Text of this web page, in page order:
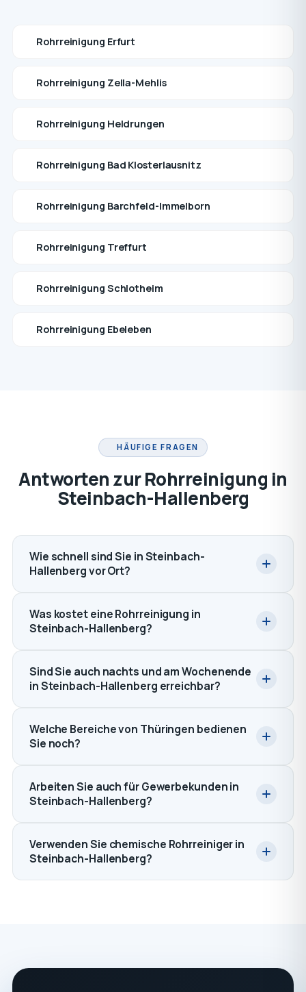
Rohrreinigung Erfurt
Rohrreinigung Zella-Mehlis
Rohrreinigung Heldrungen
Rohrreinigung Bad Klosterlausnitz
Rohrreinigung Barchfeld-Immelborn
Rohrreinigung Treffurt
Rohrreinigung Schlotheim
Rohrreinigung Ebeleben
HÄUFIGE FRAGEN
Antworten zur Rohrreinigung in
Steinbach-Hallenberg
Wie schnell sind Sie in Steinbach-
Hallenberg vor Ort?
Was kostet eine Rohrreinigung in
Steinbach-Hallenberg?
Sind Sie auch nachts und am Wochenende
in Steinbach-Hallenberg erreichbar?
Welche Bereiche von Thüringen bedienen
Sie noch?
Arbeiten Sie auch für Gewerbekunden in
Steinbach-Hallenberg?
Verwenden Sie chemische Rohrreiniger in
Steinbach-Hallenberg?